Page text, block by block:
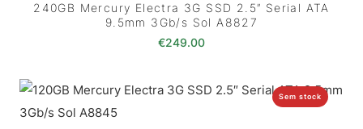
240GB Mercury Electra 3G SSD 2.5″ Serial ATA
9.5mm 3Gb/s Sol A8827
€249.00
Sem stock